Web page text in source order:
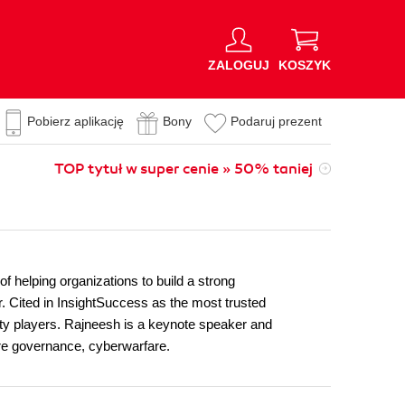
ZALOGUJ KOSZYK
Pobierz aplikację Bony Podaruj prezent
TOP tytuł w super cenie » 50% taniej
helping organizations to build a strong
Cited in InsightSuccess as the most trusted
players. Rajneesh is a keynote speaker and
governance, cyberwarfare.